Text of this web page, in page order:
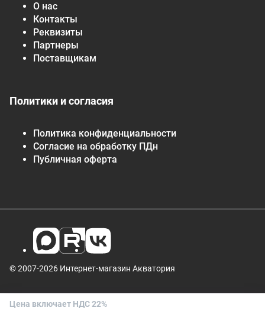
Цена включает НДС 22%
О нас
Контакты
Реквизиты
Партнеры
Поставщикам
Политики и согласия
Политика конфиденциальности
Согласие на обработку ПДн
Публичная оферта
© 2007-2026 Интернет-магазин Акватория